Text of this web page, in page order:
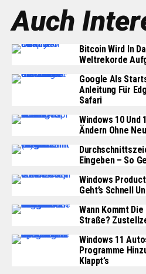
Auch
Bitcoin Wird In
Weltrekorde
Google Als
Anleitung Für
Safari
Windows 10 Und
Ändern Ohne
Eingeben – So
Windows
Geht’s Schnell
Wann Kommt
Straße?
Windows 11
Programme
Klappt’s